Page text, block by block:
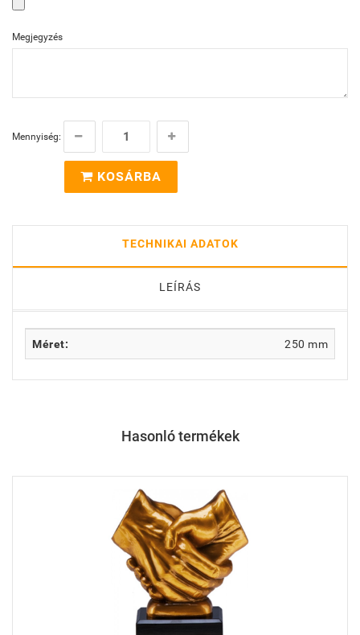
Megjegyzés
Mennyiség:
KOSÁRBA
TECHNIKAI ADATOK
LEÍRÁS
Méret: 250 mm
Hasonló termékek